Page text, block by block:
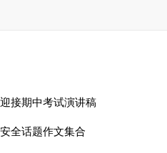
迎接期中考试演讲稿
安全话题作文集合